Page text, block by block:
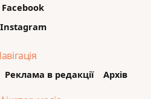
Facebook
Instagram
Реклама в редакції Архів